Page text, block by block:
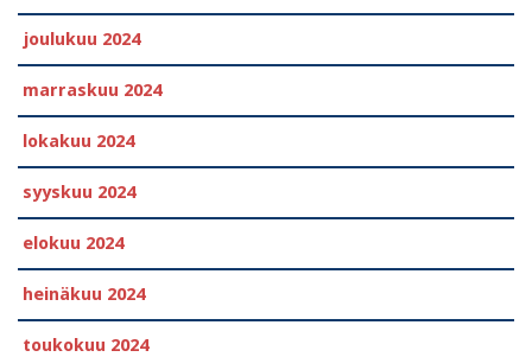
joulukuu 2024
marraskuu 2024
lokakuu 2024
syyskuu 2024
elokuu 2024
heinäkuu 2024
toukokuu 2024